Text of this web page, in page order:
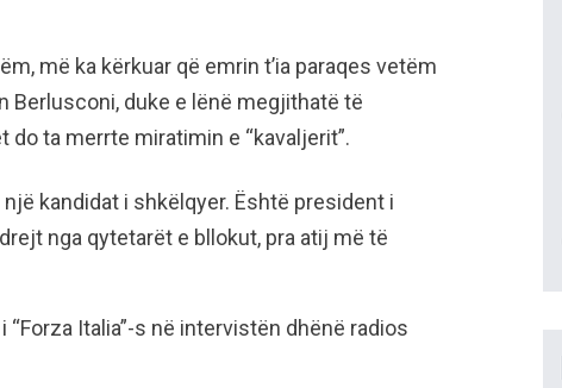
më ka kërkuar që emrin t’ia paraqes vetëm
Berlusconi, duke e lënë megjithatë të
ta merrte miratimin e “kavaljerit”.
kandidat i shkëlqyer. Është president i
nga qytetarët e bllokut, pra atij më të
“Forza Italia”-s në intervistën dhënë radios